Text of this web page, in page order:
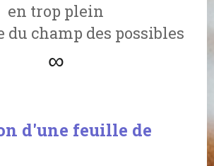
en trop plein
du champ des possibles
∞
d'une feuille de